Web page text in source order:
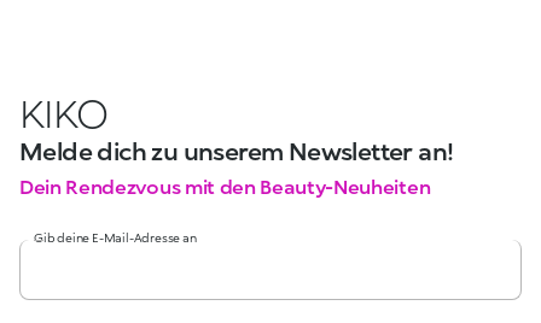
KIKO
Melde dich zu unserem Newsletter an!
Dein Rendezvous mit den Beauty-Neuheiten
Gib deine E-Mail-Adresse an